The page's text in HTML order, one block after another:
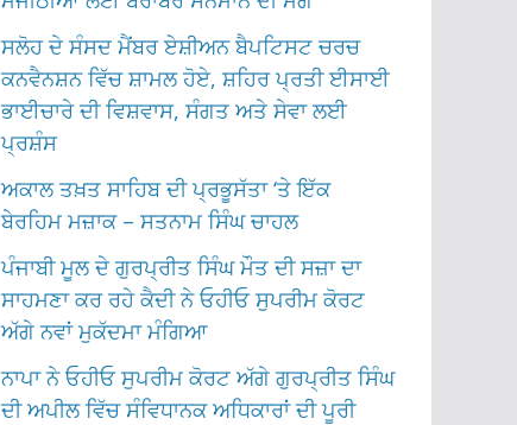
ਸਲੋਹ ਦੇ ਸੰਸਦ ਮੈਂਬਰ ਏਸ਼ੀਅਨ ਬੈਪਟਿਸਟ ਚਰਚ
ਕਨਵੈਨਸ਼ਨ ਵਿੱਚ ਸ਼ਾਮਲ ਹੋਏ, ਸ਼ਹਿਰ ਪ੍ਰਤੀ ਈਸਾਈ
ਭਾਈਚਾਰੇ ਦੀ ਵਿਸ਼ਵਾਸ, ਸੰਗਤ ਅਤੇ ਸੇਵਾ ਲਈ
ਪ੍ਰਸ਼ੰਸ
ਅਕਾਲ ਤਖ਼ਤ ਸਾਹਿਬ ਦੀ ਪ੍ਰਭੂਸੱਤਾ ‘ਤੇ ਇੱਕ
ਬੇਰਹਿਮ ਮਜ਼ਾਕ – ਸਤਨਾਮ ਸਿੰਘ ਚਾਹਲ
ਪੰਜਾਬੀ ਮੂਲ ਦੇ ਗੁਰਪ੍ਰੀਤ ਸਿੰਘ ਮੌਤ ਦੀ ਸਜ਼ਾ ਦਾ
ਸਾਹਮਣਾ ਕਰ ਰਹੇ ਕੈਦੀ ਨੇ ਓਹੀਓ ਸੁਪਰੀਮ ਕੋਰਟ
ਅੱਗੇ ਨਵਾਂ ਮੁਕੱਦਮਾ ਮੰਗਿਆ
ਨਾਪਾ ਨੇ ਓਹੀਓ ਸੁਪਰੀਮ ਕੋਰਟ ਅੱਗੇ ਗੁਰਪ੍ਰੀਤ ਸਿੰਘ
ਦੀ ਅਪੀਲ ਵਿੱਚ ਸੰਵਿਧਾਨਕ ਅਧਿਕਾਰਾਂ ਦੀ ਪੂਰੀ